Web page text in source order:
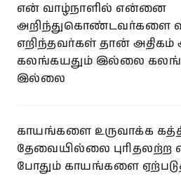
என் வாழ்நாளில் என்னை
அறிந்துகொண்டவர்களை
எறிந்தவர்கள் தான்
கலங்கயதும் இல்லை
இல்லை
காயங்களை உருவாக்க
தேவையில்லை புரிதலற்ற
போதும் காயங்களை